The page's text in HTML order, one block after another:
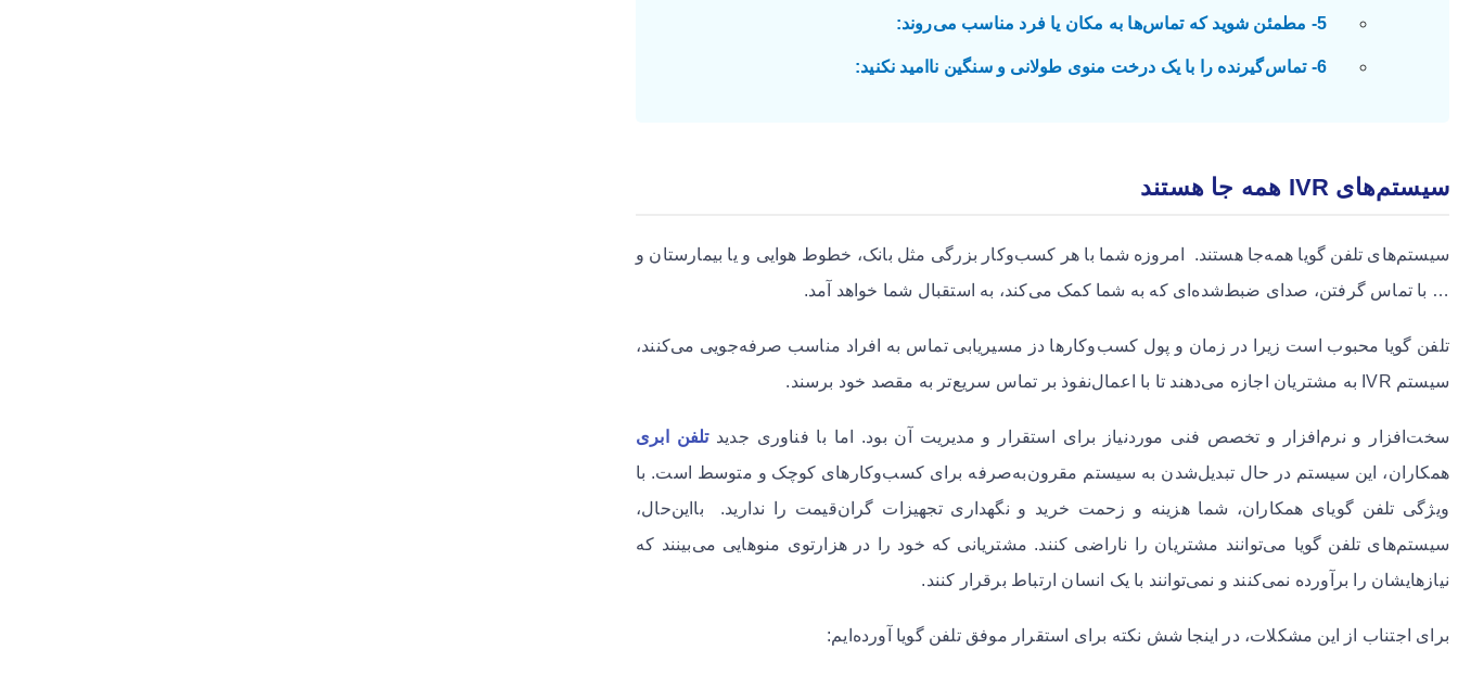
5- مطمئن شوید که تماس‌ها به مکان یا فرد مناسب می‌روند:
6- تماس‌گیرنده را با یک درخت منوی طولانی و سنگین ناامید نکنید:
سیستم‌های IVR همه جا هستند
سیستم‌های تلفن گویا همه‌جا هستند. امروزه شما با هر کسب‌وکار بزرگی مثل بانک، خطوط هوایی و یا بیمارستان و
… با تماس گرفتن، صدای ضبط‌شده‌ای که به شما کمک می‌کند، به استقبال شما خواهد آمد.
تلفن گویا محبوب است زیرا در زمان و پول کسب‌وکارها دز مسیریابی تماس به افراد مناسب صرفه‌جویی می‌کنند،
سیستم IVR به مشتریان اجازه می‌دهند تا با اعمال‌نفوذ بر تماس سریع‌تر به مقصد خود برسند. ‌
سخت‌افزار و نرم‌افزار و تخصص فنی موردنیاز برای استقرار و مدیریت آن بود. اما با فناوری جدیدتلفن ابری
همکاران، این سیستم در حال تبدیل‌شدن به سیستم مقرون‌به‌صرفه برای کسب‌وکارهای کوچک و متوسط است. با
ویژگی تلفن گویای همکاران، شما هزینه و زحمت خرید و نگهداری تجهیزات گران‌قیمت را ندارید. بااین‌حال،
سیستم‌های تلفن گویا می‌توانند مشتریان را ناراضی کنند. مشتریانی که خود را در هزارتوی منوهایی می‌بینند که
نیازهایشان را برآورده نمی‌کنند و نمی‌توانند با یک انسان ارتباط برقرار کنند.
برای اجتناب از این مشکلات، در اینجا شش نکته برای استقرار موفق تلفن گویا آورده‌ایم: